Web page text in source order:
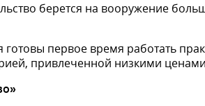
берется на вооружение
готовы первое время работать
привлеченной низкими